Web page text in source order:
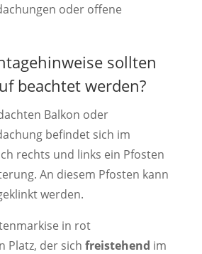
oder offene
sollten
beachtet werden?
Balkon oder
befindet sich im
rechts und links ein Pfosten
An diesem Pfosten kann
werden.
Platz, der sich freistehend im